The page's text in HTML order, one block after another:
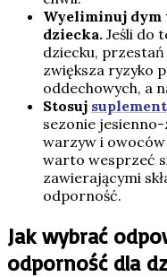
Wyeliminuj
dziecka. Jeśli do
dziecku,
zwiększa ryzyko
oddechowych, a
Stosuj
sezonie
warzyw i
warto wesprzeć
zawierającymi
odporność.
Jak wybrać
odporność dla